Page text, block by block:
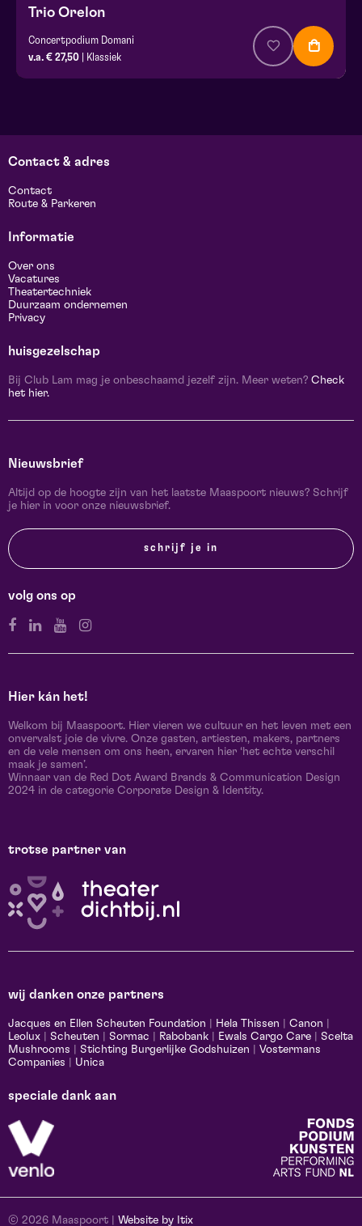
Trio Orelon
Concertpodium Domani
v.a. € 27,50 | Klassiek
Contact & adres
Contact
Route & Parkeren
Informatie
Over ons
Vacatures
Theatertechniek
Duurzaam ondernemen
Privacy
huisgezelschap
Bij Club Lam mag je onbeschaamd jezelf zijn. Meer weten? Check
het hier.
Nieuwsbrief
Altijd op de hoogte zijn van het laatste Maaspoort nieuws? Schrijf
je hier in voor onze nieuwsbrief.
schrijf je in
volg ons op
Hier kán het!
Welkom bij Maaspoort. Hier vieren we cultuur en het leven met een
onvervalst joie de vivre. Onze gasten, artiesten, makers, partners
en de vele mensen om ons heen, ervaren hier ‘het echte verschil
maak je samen’.
Winnaar van de Red Dot Award Brands & Communication Design
2024 in de categorie Corporate Design & Identity.
trotse partner van
wij danken onze partners
Jacques en Ellen Scheuten Foundation Hela Thissen Canon
Leolux
Scheuten Sormac Rabobank Ewals Cargo Care
Scelta
Mushrooms
Stichting Burgerlijke Godshuizen
Vostermans
Companies
Unica
speciale dank aan
© 2026 Maaspoort | Website by Itix